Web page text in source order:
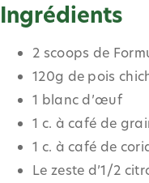
Ingrédients
2 scoops de
120g de pois
1 blanc d’œuf
1 c. à café de
1 c. à café de
Le zeste d’1/2